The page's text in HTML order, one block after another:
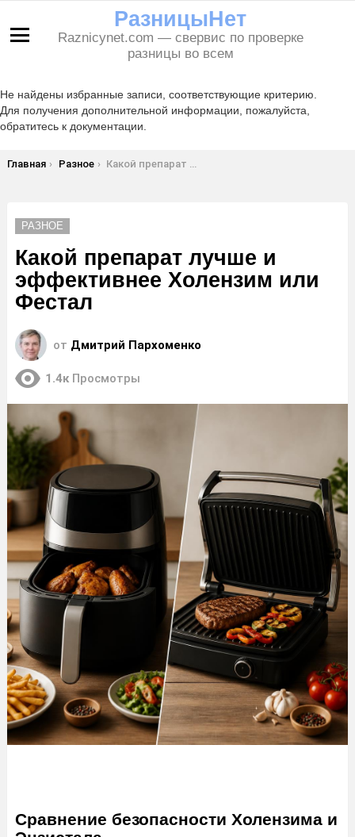
РазницыНет
Raznicynet.com — свервис по проверке
разницы во всем
Не найдены избранные записи, соответствующие критерию.
Для получения дополнительной информации, пожалуйста,
обратитесь к документации.
Вы здесь:
Главная Разное Какой препарат лучше и эффективнее Холензим или Фестал
РАЗНОЕ
Какой препарат лучше и
эффективнее Холензим или
Фестал
от Дмитрий Пархоменко
1.4к Просмотры
Сравнение безопасности Холензима и